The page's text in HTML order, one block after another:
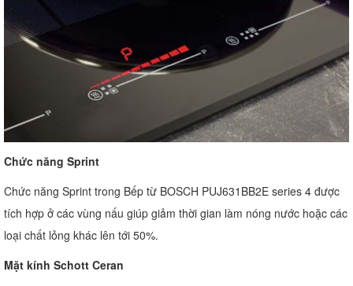
Chức năng Sprint
Chức năng Sprint trong Bếp từ BOSCH PUJ631BB2E series 4 được
tích hợp ở các vùng nấu giúp giảm thời gian làm nóng nước hoặc các
loại chất lỏng khác lên tới 50%.
Mặt kính Schott Ceran